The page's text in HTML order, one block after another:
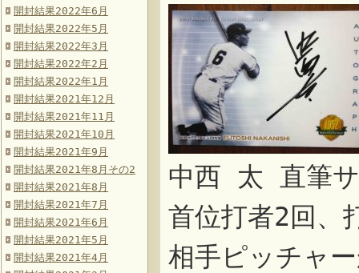
開封結果2022年6月
開封結果2022年5月
開封結果2022年3月
開封結果2022年2月
開封結果2022年1月
開封結果2021年12月
開封結果2021年11月
開封結果2021年10月
開封結果2021年9月
開封結果2021年8月その2
開封結果2021年8月
開封結果2021年7月
開封結果2021年6月
開封結果2021年5月
開封結果2021年4月
中西 太 直筆
首位打者2回、
相手ピッチャ